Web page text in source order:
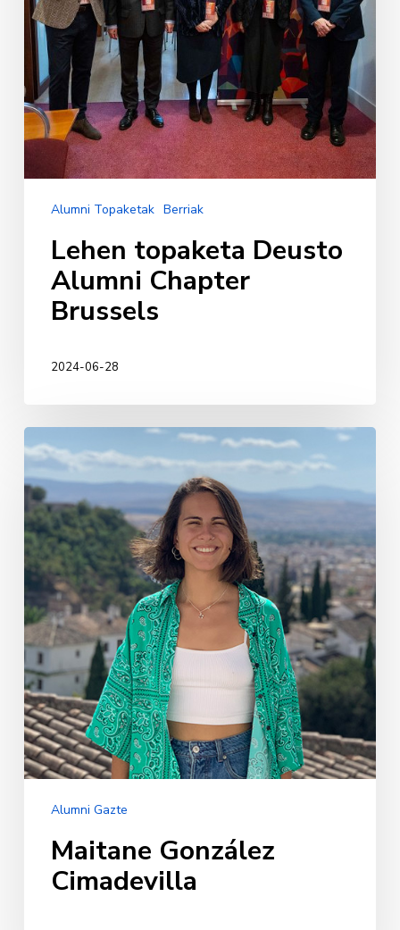
Alumni Topaketak Berriak
Lehen topaketa Deusto
Alumni Chapter
Brussels
2024-06-28
Maitane
González
Cimadevilla
Alumni Gazte
Maitane González
Cimadevilla